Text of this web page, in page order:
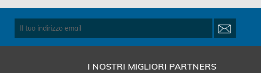
I NOSTRI MIGLIORI PARTNERS